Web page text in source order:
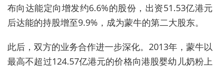
布向达能定向增发约6.6%的股份，出资51.53亿港元
后达能的持股增至9.9%，成为蒙牛的第二大股东。
此后，双方的业务合作进一步深化。2013年，蒙牛以
最高不超过124.57亿港元的价格向港股婴幼儿奶粉上